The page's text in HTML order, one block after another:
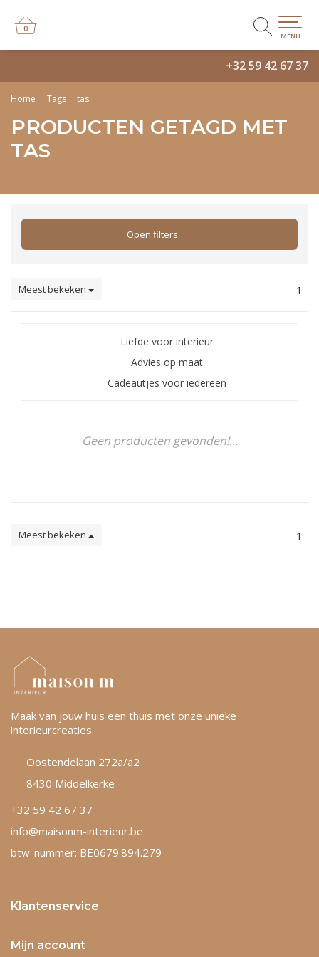
+32 59 42 67 37
0
0
MENU
Home Tags tas
PRODUCTEN GETAGD MET
TAS
Open filters
Meest bekeken 1
Liefde voor interieur
Advies op maat
Cadeautjes voor iedereen
Geen producten gevonden!...
Meest bekeken 1
Maak van jouw huis een thuis met onze unieke
interieurcreaties.
Oostendelaan 272a/a2
8430 Middelkerke
+32 59 42 67 37
info@maisonm-interieur.be
btw-nummer: BE0679.894.279
Klantenservice
Mijn account